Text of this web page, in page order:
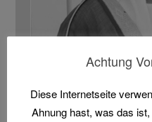
Großer Parcours-
Februar 2023. Den
Preise.
Achtung
Diese Internetseite
Ahnung hast, was das